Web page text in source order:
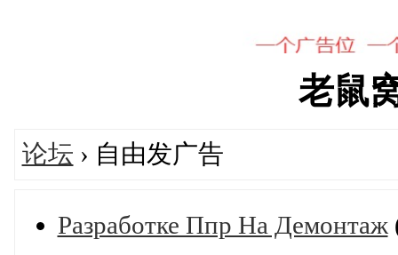
老鼠
论坛 › 自由发广告
Разработке Ппр На Демонтаж